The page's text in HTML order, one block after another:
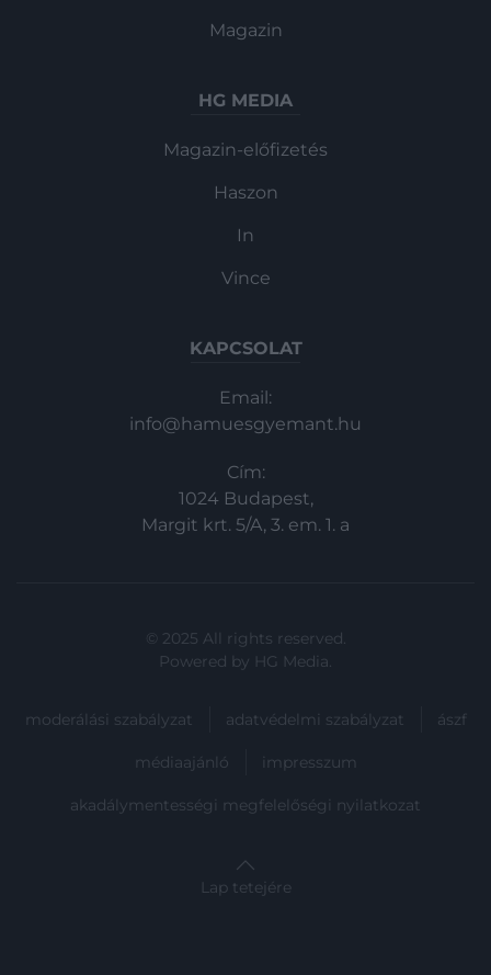
Magazin
HG MEDIA
Magazin-előfizetés
Haszon
In
Vince
KAPCSOLAT
Email:
info@hamuesgyemant.hu
Cím:
1024 Budapest,
Margit krt. 5/A, 3. em. 1. a
© 2025 All rights reserved.
Powered by HG Media.
moderálási szabályzat adatvédelmi szabályzat ászf
médiaajánló impresszum
akadálymentességi megfelelőségi nyilatkozat
Lap tetejére